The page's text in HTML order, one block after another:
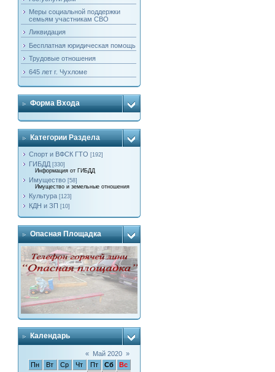
Меры социальной поддержки
семьям участникам СВО
Ликвидация
Бесплатная юридическая помощь
Трудовые отношения
645 лет г. Чухломе
Форма Входа
Категории Раздела
Спорт и ВФСК ГТО [192]
ГИБДД [330]
Информация от ГИБДД
Имущество [58]
Имущество и земельные отношения
Культура [123]
КДН и ЗП [10]
Опасная Площадка
Календарь
« Май 2020 »
Пн
Вт Ср Чт Пт Сб
Вс